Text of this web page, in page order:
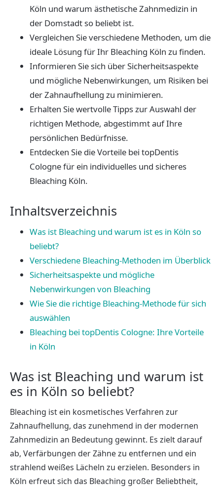
Köln und warum ästhetische Zahnmedizin in
der Domstadt so beliebt ist.
Vergleichen Sie verschiedene Methoden, um die
ideale Lösung für Ihr Bleaching Köln zu finden.
Informieren Sie sich über Sicherheitsaspekte
und mögliche Nebenwirkungen, um Risiken bei
der Zahnaufhellung zu minimieren.
Erhalten Sie wertvolle Tipps zur Auswahl der
richtigen Methode, abgestimmt auf Ihre
persönlichen Bedürfnisse.
Entdecken Sie die Vorteile bei topDentis
Cologne für ein individuelles und sicheres
Bleaching Köln.
Inhaltsverzeichnis
Was ist Bleaching und warum ist es in Köln so
beliebt?
Verschiedene Bleaching-Methoden im Überblick
Sicherheitsaspekte und mögliche
Nebenwirkungen von Bleaching
Wie Sie die richtige Bleaching-Methode für sich
auswählen
Bleaching bei topDentis Cologne: Ihre Vorteile
in Köln
Was ist Bleaching und warum ist
es in Köln so beliebt?
Bleaching ist ein kosmetisches Verfahren zur
Zahnaufhellung, das zunehmend in der modernen
Zahnmedizin an Bedeutung gewinnt. Es zielt darauf
ab, Verfärbungen der Zähne zu entfernen und ein
strahlend weißes Lächeln zu erzielen. Besonders in
Köln erfreut sich das Bleaching großer Beliebtheit,